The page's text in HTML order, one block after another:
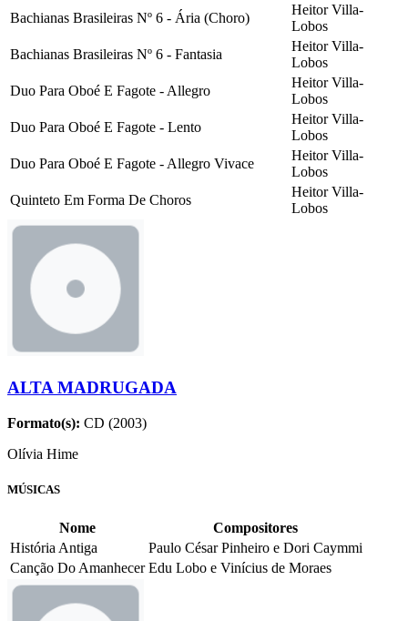
Bachianas Brasileiras Nº 6 - Ária (Choro)
Heitor Villa-
Lobos
Bachianas Brasileiras Nº 6 - Fantasia
Heitor Villa-
Lobos
Duo Para Oboé E Fagote - Allegro
Heitor Villa-
Lobos
Duo Para Oboé E Fagote - Lento
Heitor Villa-
Lobos
Duo Para Oboé E Fagote - Allegro Vivace
Heitor Villa-
Lobos
Quinteto Em Forma De Choros
Heitor Villa-
Lobos
ALTA MADRUGADA
Formato(s): CD (2003)
Olívia Hime
MÚSICAS
Nome
Compositores
História Antiga
Paulo César Pinheiro e Dori Caymmi
Canção Do Amanhecer Edu Lobo e Vinícius de Moraes